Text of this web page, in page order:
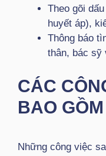
Theo gõi
huyết áp),
Thông báo
thân, bác sỹ
CÁC
BAO
Những công việc